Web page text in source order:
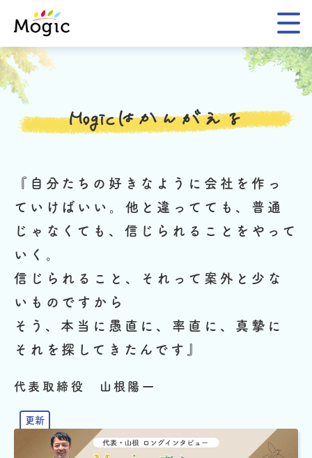
Mogic
Mogicはかんがえる
『自分たちの好きなように会社を作っ
ていけばいい。 他と違ってても、普通
じゃなくても、信じられることをやって
いく。
信じられること、それって案外と少な
いものですから
そう、本当に愚直に、率直に、真摯に
それを探してきたんです』
代表取締役 山根陽一